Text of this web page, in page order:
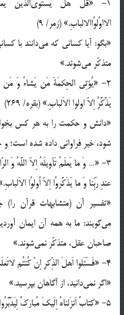
1- «قُلْ هَل يَستَوى‌الَّذينَ
الااوُلوُاالالبابِ.» (زمر/ 9)
«بگو: آيا كسانى كه مى‌دانند با
متذكّر مى‌شوند.»
2- «يُؤتِى الحِكمَةَ مَن يَشاءُ وَ مَن
يَذَّكَّرُ اِلاّ اولوا الاَلبابِ.» (بقره/ 269)
«دانش و حكمت را به هر كس
شود، خير فراوانى داده شده است؛
3- «… وَ ما يَعلَمُ تَأويلَهُ اِلاّ اللَّهُ وَ
عندِ رَبِّنا وَ ما يَذَكَّروُا اِلاّ اُولوُا
«تفسير آن (متشابهات قرآن
مى‌گويند: ما به همه آن ايمان
صاحبان عقل، متذكّر نمى‌شوند.»
4- «فَسَئَلوا اَهلَ الذِّكرِ اِنْ كُنتُم لاتَعلَموُنَ.» (انبياء/ 7)
«اگر نمى‌دانيد، از آگاهان بپرسيد.»
5- «كتابٌ اَنزَلناهُ اِلَيكَ مُباركٌ لِيَدَّبَّرُوا آياتِهِ وَ لِيَتَذَكَّرَ اوُلوُاالاَلبابِ.» (ص/ 29)